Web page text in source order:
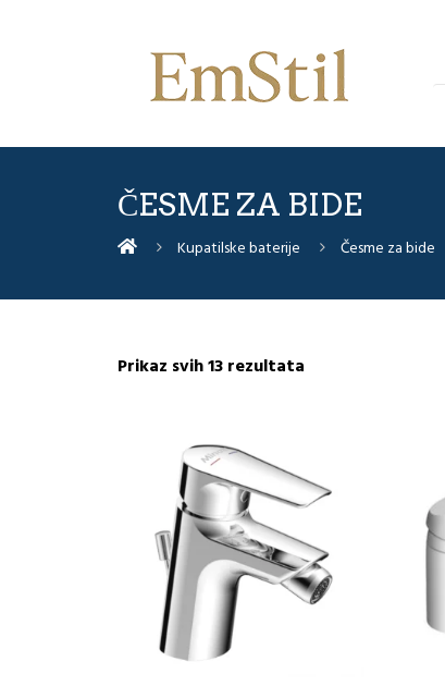
ČESME ZA BIDE
Kupatilske baterije Česme za bide
Prikaz svih 13 rezultata